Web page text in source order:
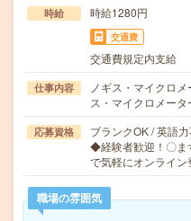
時給 時給1280円
交通費
交通費規定内支給
仕事内容
ノギス・マイクロ
ス・マイクロメー
応募資格
ブランクOK / 英語
◆経験者歓迎！〇ま
で気軽にオンライ
職場の雰囲気